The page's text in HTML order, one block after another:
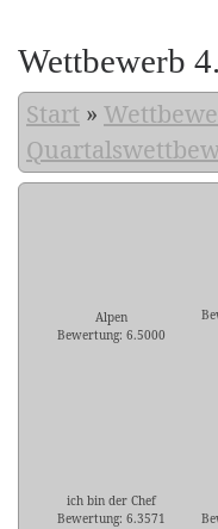
Wettbewerb
Start »
Alpen
Bewertung: 6.5000
ich bin der Chef
Bewertung: 6.3571